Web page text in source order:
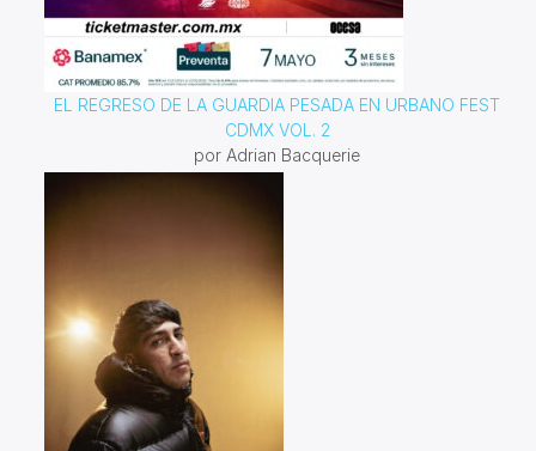
EL REGRESO DE LA GUARDIA PESADA EN URBANO FEST
CDMX VOL. 2
por Adrian Bacquerie